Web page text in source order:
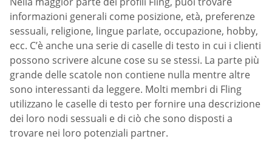
informazioni generali come posizione, età, preferenze
sessuali, religione, lingue parlate, occupazione, hobby,
ecc. C’è anche una serie di caselle di testo in cui i clienti
possono scrivere alcune cose su se stessi. La parte più
grande delle scatole non contiene nulla mentre altre
sono interessanti da leggere. Molti membri di Fling
utilizzano le caselle di testo per fornire una descrizione
dei loro nodi sessuali e di ciò che sono disposti a
trovare nei loro potenziali partner.